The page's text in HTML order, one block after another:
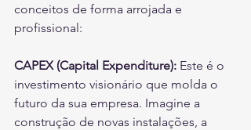
conceitos de forma arrojada e
profissional:
CAPEX (Capital Expenditure): Este é o
investimento visionário que molda o
futuro da sua empresa. Imagine a
construção de novas instalações, a